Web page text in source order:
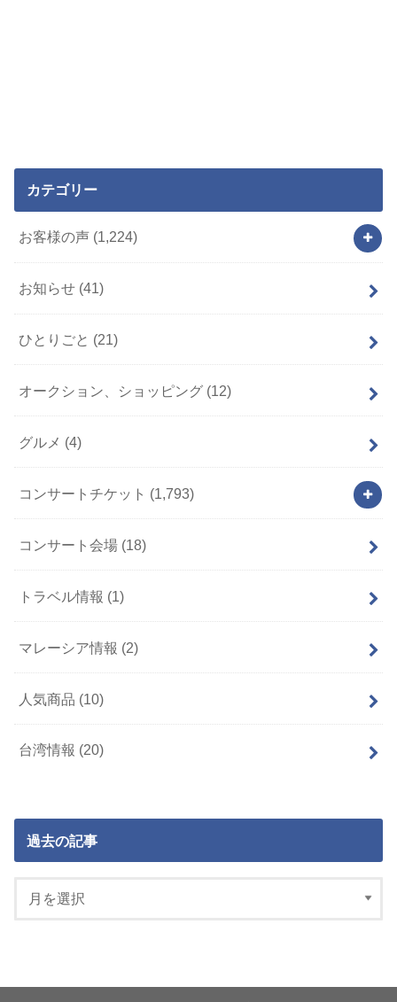
カテゴリー
お客様の声 (1,224)
お知らせ (41)
ひとりごと (21)
オークション、ショッピング (12)
グルメ (4)
コンサートチケット (1,793)
コンサート会場 (18)
トラベル情報 (1)
マレーシア情報 (2)
人気商品 (10)
台湾情報 (20)
過去の記事